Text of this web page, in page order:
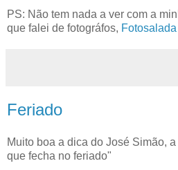
PS: Não tem nada a ver com a
que falei de fotográfos, Fotosalada
Feriado
Muito boa a dica do José Simão,
que fecha no feriado"